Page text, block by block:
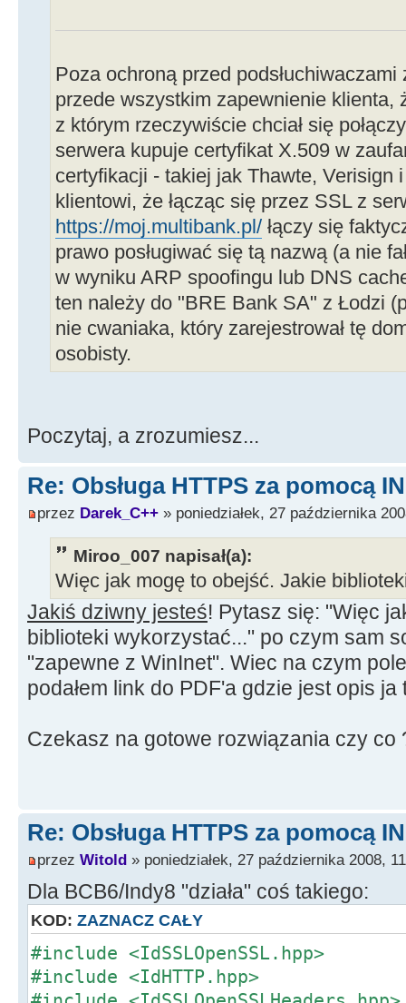
Poza ochroną przed
przede wszystkim zapewnienie klienta,
z którym rzeczywiście chciał się
serwera kupuje certyfikat X.509 w
certyfikacji - takiej jak Thawte, Verisign
klientowi, że łącząc się przez SSL z
https://moj.multibank.pl/ łączy się
prawo posługiwać się tą nazwą (a nie
w wyniku ARP spoofingu lub DNS
ten należy do "BRE Bank SA" z Łodzi
nie cwaniaka, który zarejestrował tę
osobisty.
Poczytaj, a zrozumiesz...
Re: Obsługa HTTPS za pomocą
przez Darek_C++ » poniedziałek, 27 października
Miroo_007 napisał(a):
Więc jak mogę to obejść. Jakie
Jakiś dziwny jesteś! Pytasz się: "Więc
biblioteki wykorzystać..." po czym sam
"zapewne z WinInet". Wiec na czym
podałem link do PDF'a gdzie jest opis ja
Czekasz na gotowe rozwiązania czy co
Re: Obsługa HTTPS za pomocą
przez Witold » poniedziałek, 27 października 2008,
Dla BCB6/Indy8 "działa" coś takiego:
KOD: ZAZNACZ CAŁY
#include <IdSSLOpenSSL.hpp>
#include <IdHTTP.hpp>